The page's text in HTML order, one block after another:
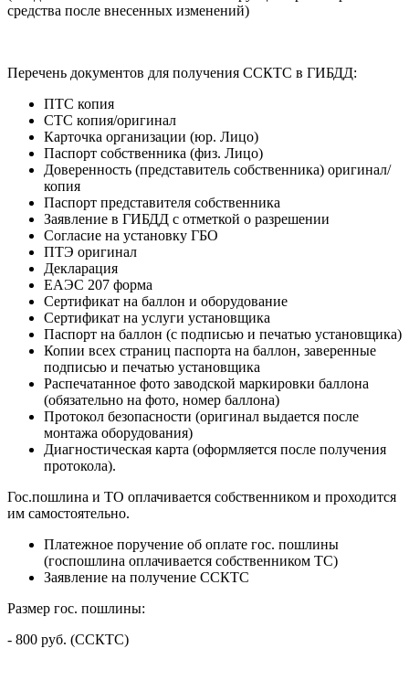
средства после внесенных изменений)
Перечень документов для получения ССКТС в ГИБДД:
ПТС копия
СТС копия/оригинал
Карточка организации (юр. Лицо)
Паспорт собственника (физ. Лицо)
Доверенность (представитель собственника) оригинал/
копия
Паспорт представителя собственника
Заявление в ГИБДД с отметкой о разрешении
Согласие на установку ГБО
ПТЭ оригинал
Декларация
ЕАЭС 207 форма
Сертификат на баллон и оборудование
Сертификат на услуги установщика
Паспорт на баллон (с подписью и печатью установщика)
Копии всех страниц паспорта на баллон, заверенные
подписью и печатью установщика
Распечатанное фото заводской маркировки баллона
(обязательно на фото, номер баллона)
Протокол безопасности (оригинал выдается после
монтажа оборудования)
Диагностическая карта (оформляется после получения
протокола).
Гос.пошлина и ТО оплачивается собственником и проходится
им самостоятельно.
Платежное поручение об оплате гос. пошлины
(госпошлина оплачивается собственником ТС)
Заявление на получение ССКТС
Размер гос. пошлины:
- 800 руб. (ССКТС)